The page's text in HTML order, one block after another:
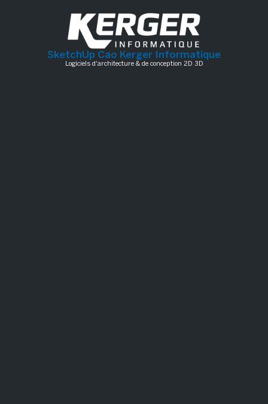
SketchUp Cao Kerger Informatique
Logiciels d'architecture & de conception 2D 3D